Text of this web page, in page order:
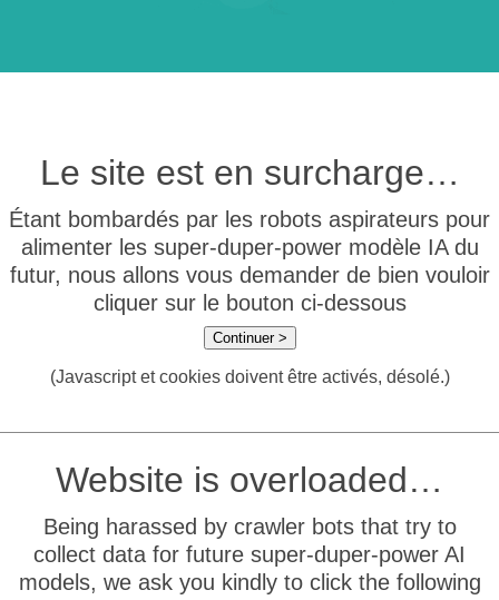
Le site est en surcharge…
Étant bombardés par les robots aspirateurs pour
alimenter les super-duper-power modèle IA du
futur, nous allons vous demander de bien vouloir
cliquer sur le bouton ci-dessous
Continuer >
(Javascript et cookies doivent être activés, désolé.)
Website is overloaded…
Being harassed by crawler bots that try to
collect data for future super-duper-power AI
models, we ask you kindly to click the following